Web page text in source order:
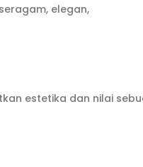
elegan,
estetika dan nilai